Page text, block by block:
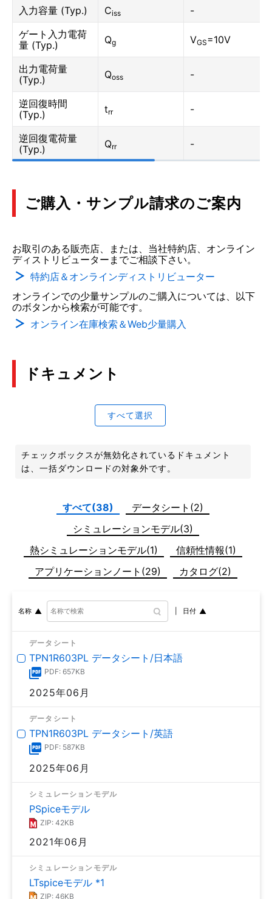
入力容量 (Typ.) Ciss
-
ゲート入力電荷
量 (Typ.)
Qg VGS=10V
出力電荷量
(Typ.)
Qoss -
逆回復時間
(Typ.)
trr -
逆回復電荷量
(Typ.)
Qrr -
ご購入・サンプル請求のご案内
お取引のある販売店、または、当社特約店、オンライン
ディストリビューターまでご相談下さい。
特約店＆オンラインディストリビューター
オンラインでの少量サンプルのご購入については、以下
のボタンから検索が可能です。
オンライン在庫検索＆Web少量購入
ドキュメント
すべて選択
チェックボックスが無効化されているドキュメント
は、一括ダウンロードの対象外です。
すべて(38)
データシート(2)
シミュレーションモデル(3)
熱シミュレーションモデル(1)
信頼性情報(1)
アプリケーションノート(29)
カタログ(2)
名称 日付
データシート
TPN1R603PL データシート/日本語
PDF: 657KB
2025年06月
データシート
TPN1R603PL データシート/英語
PDF: 587KB
2025年06月
シミュレーションモデル
PSpiceモデル
ZIP: 42KB
2021年06月
シミュレーションモデル
LTspiceモデル *1
ZIP: 46KB